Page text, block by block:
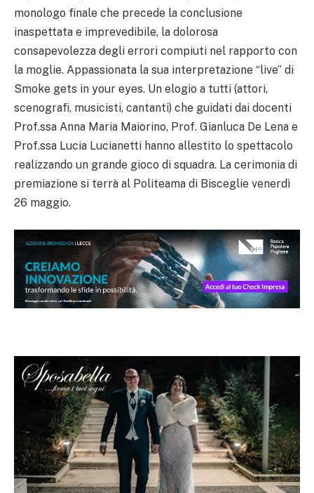
monologo finale che precede la conclusione
inaspettata e imprevedibile, la dolorosa
consapevolezza degli errori compiuti nel rapporto con
la moglie. Appassionata la sua interpretazione “live” di
Smoke gets in your eyes. Un elogio a tutti (attori,
scenografi, musicisti, cantanti) che guidati dai docenti
Prof.ssa Anna Maria Maiorino, Prof. Gianluca De Lena e
Prof.ssa Lucia Lucianetti hanno allestito lo spettacolo
realizzando un grande gioco di squadra. La cerimonia di
premiazione si terrà al Politeama di Bisceglie venerdì
26 maggio.